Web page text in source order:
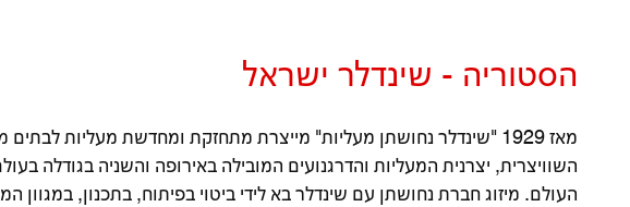
הסטוריה - שינדלר ישראל
העולם. מיזוג חברת נחושתן עם שינדלר בא לידי ביטוי בפיתוח, בתכנון, במגוון